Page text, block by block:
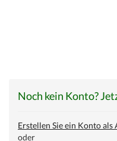
Noch kein Konto?
Erstellen Sie ein Konto
oder